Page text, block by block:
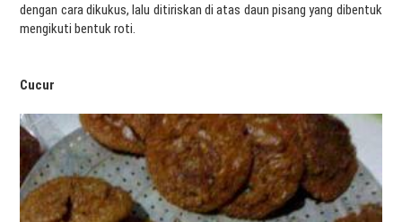
dengan cara dikukus, lalu ditiriskan di atas daun pisang yang dibentuk
mengikuti bentuk roti.
Cucur